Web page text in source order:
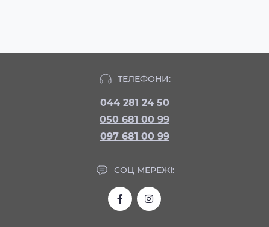
ТЕЛЕФОНИ:
044 281 24 50
050 681 00 99
097 681 00 99
СОЦ МЕРЕЖІ: